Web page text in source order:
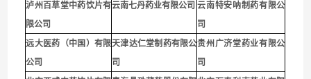
泸州百草堂中药饮片有
限公司
云南七丹药业有限公司 云南特安呐制药有限公
司
远大医药（中国）有限
公司
天津达仁堂制药有限公
司
贵州广济堂药业有限公
司